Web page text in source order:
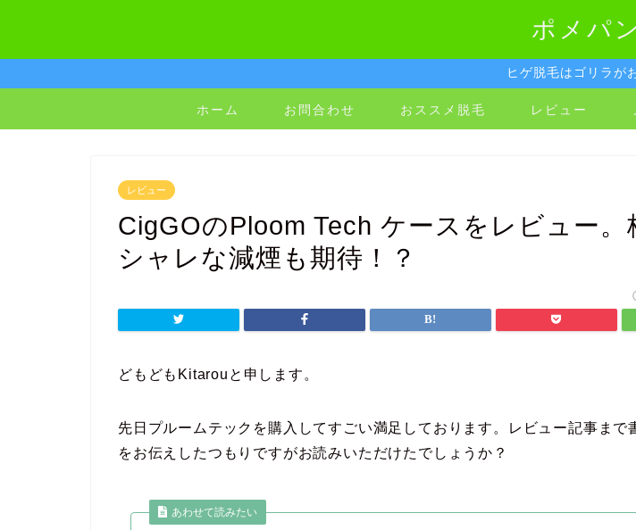
ポメパ
ヒゲ脱毛はゴリラが
ホーム お問合わせ おススメ脱毛 レビュー
レビュー
CigGOのPloom Tech ケースをレビュー。
シャレな減煙も期待！？
どもどもKitarouと申します。
先日プルームテックを購入してすごい満足しております。レビュー記事まで
をお伝えしたつもりですがお読みいただけたでしょうか？
あわせて読みたい